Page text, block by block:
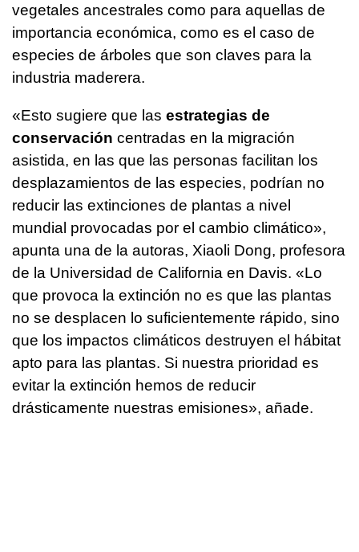
vegetales ancestrales como para aquellas de
importancia económica, como es el caso de
especies de árboles que son claves para la
industria maderera.
«Esto sugiere que las estrategias de
conservación centradas en la migración
asistida, en las que las personas facilitan los
desplazamientos de las especies, podrían no
reducir las extinciones de plantas a nivel
mundial provocadas por el cambio climático»,
apunta una de la autoras, Xiaoli Dong, profesora
de la Universidad de California en Davis. «Lo
que provoca la extinción no es que las plantas
no se desplacen lo suficientemente rápido, sino
que los impactos climáticos destruyen el hábitat
apto para las plantas. Si nuestra prioridad es
evitar la extinción hemos de reducir
drásticamente nuestras emisiones», añade.